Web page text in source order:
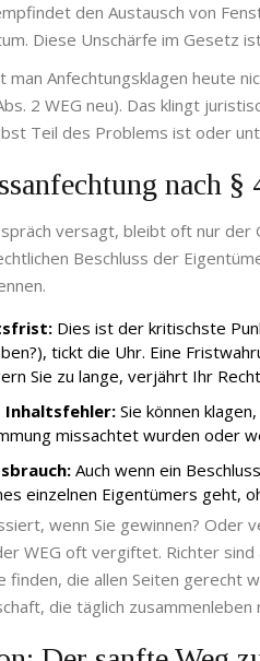
den Austausch von
Diese Unschärfe im Gesetz
man Anfechtungsklagen heute
2 WEG neu). Das klingt
Teil des Problems ist oder
nach
versagt, bleibt oft nur der
Beschluss der
Dies ist der kritischste
tickt die Uhr. Eine
Sie zu lange, verjährt Ihr
Inhaltsfehler: Sie können
missachtet wurden oder
Auch wenn ein
einzelnen Eigentümers geht,
wenn Sie gewinnen? Oder
WEG oft vergiftet. Richter
finden, die allen Seiten gerecht
die täglich